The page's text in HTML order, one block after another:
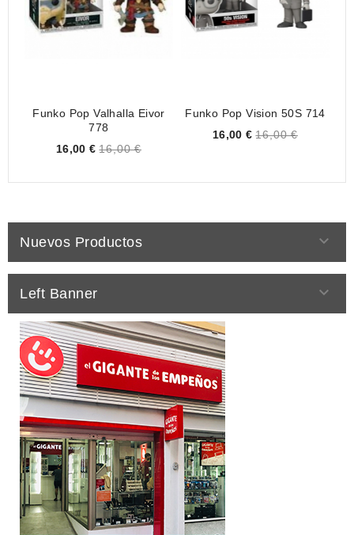
Funko Pop Valhalla Eivor
778
Price
16,00 € 16,00 €
Funko Pop Vision 50S 714
Price
16,00 € 16,00 €
Nuevos Productos 
Left Banner 